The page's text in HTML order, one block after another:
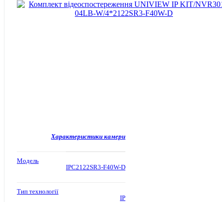
Характеристики камери
Модель
IPC2122SR3-F40W-D
Тип технології
IP